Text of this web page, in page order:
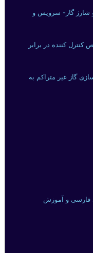
و شارژ گاز- سرویس و
کننده در برابر
گاز غیر متراکم به
فارسی و آموزش